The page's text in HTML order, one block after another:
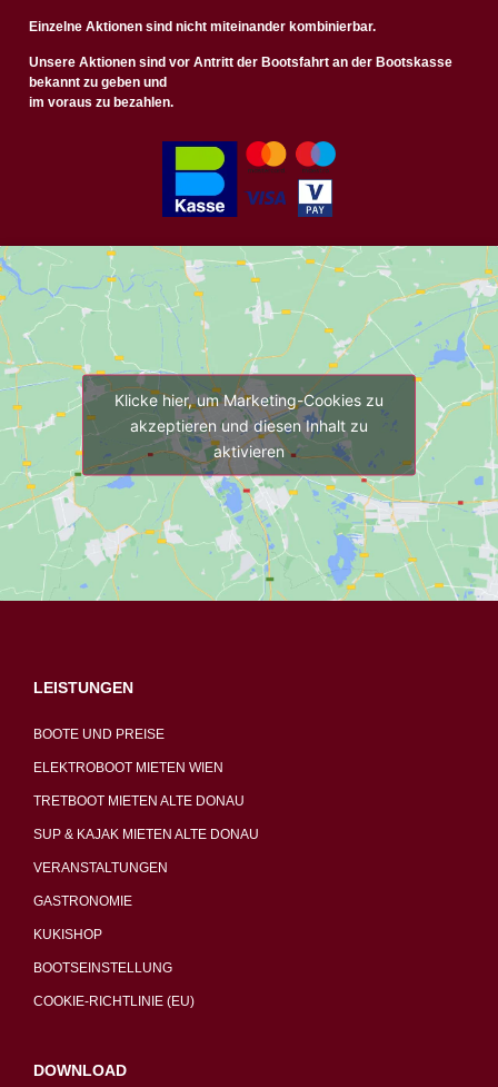
Einzelne Aktionen sind nicht miteinander kombinierbar.
Unsere Aktionen sind vor Antritt der Bootsfahrt an der Bootskasse
bekannt zu geben und
im voraus zu bezahlen.
Klicke hier, um Marketing-Cookies zu
akzeptieren und diesen Inhalt zu
aktivieren
LEISTUNGEN
BOOTE UND PREISE
ELEKTROBOOT MIETEN WIEN
TRETBOOT MIETEN ALTE DONAU
SUP & KAJAK MIETEN ALTE DONAU
VERANSTALTUNGEN
GASTRONOMIE
KUKISHOP
BOOTSEINSTELLUNG
COOKIE-RICHTLINIE (EU)
DOWNLOAD